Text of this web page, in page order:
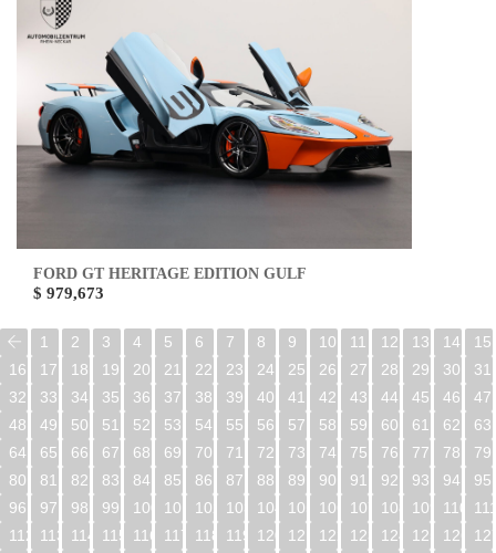
FORD GT HERITAGE EDITION GULF
$ 979,673
1 2 3 4 5 6 7 8 9 10 11 12 13 14
15
16
17 18 19 20 21 22 23 24 25 26 27 28 29 30
31
32
33 34 35 36 37 38 39 40 41 42 43 44 45 46
47
48
49 50 51 52 53 54 55 56 57 58 59 60 61 62
63
64
65 66 67 68 69 70 71 72 73 74 75 76 77 78
79
80
81 82 83 84 85 86 87 88 89 90 91 92 93 94
95
96
97 98 99 100 101 102 103 104 105 106 107 108 109 110
112
113 114 115 116 117 118 119 120 121 122 123 124 125 126